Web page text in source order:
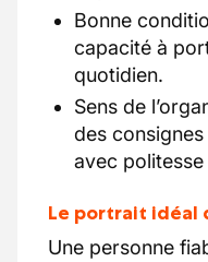
Bonne
capacité à
quotidien.
Sens de
des
avec
Le portrait idéal
Une personne